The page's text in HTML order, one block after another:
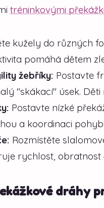
tréninkovými
kužely do různých
pomáhá dětem
žebříky: Postavte
"skákací" úsek.
Postavte nízké
a koordinaci
Rozmístěte
rychlost, obratnost
dráhy